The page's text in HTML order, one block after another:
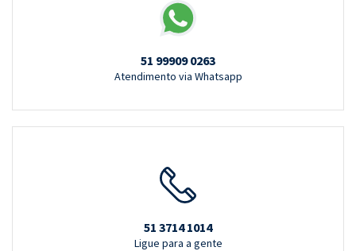
51 99909 0263
Atendimento via Whatsapp
51 3714 1014
Ligue para a gente